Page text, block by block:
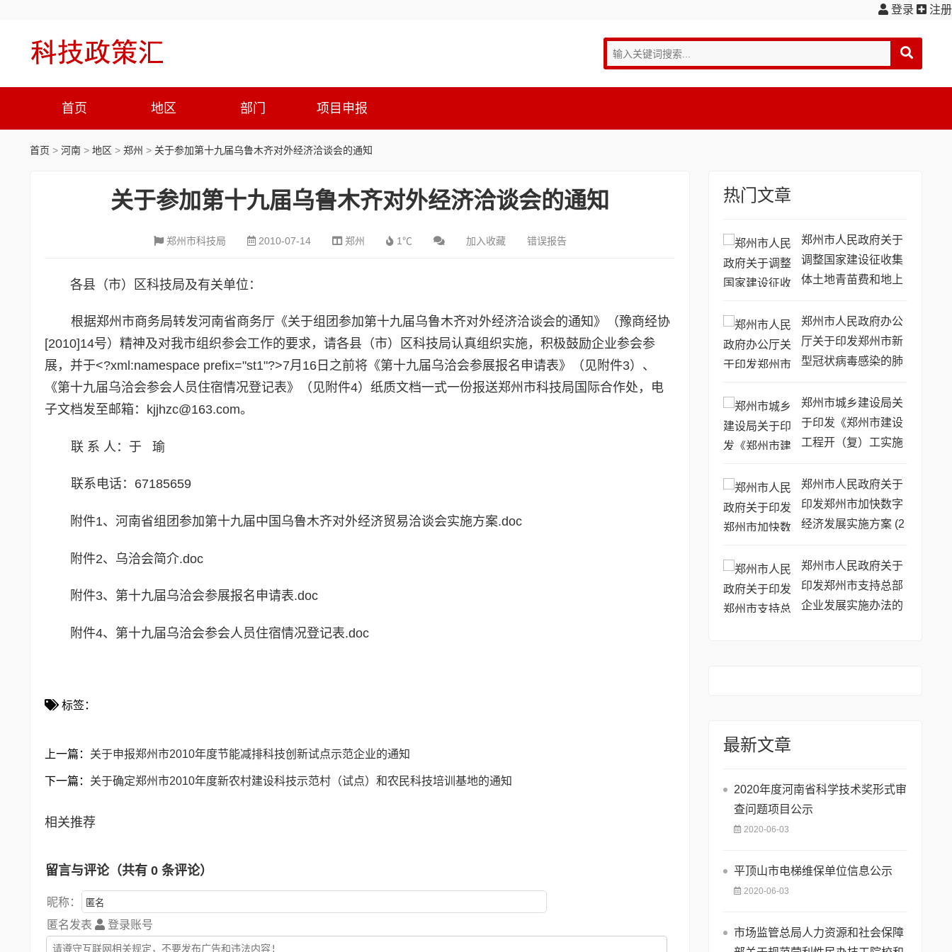
登录 注册
首页 地区 部门 项目申报
首页 > 河南 > 地区 > 郑州 > 关于参加第十九届乌鲁木齐对外经济洽谈会的通知
关于参加第十九届乌鲁木齐对外经济洽谈会的通知
郑州市科技局 2010-07-14 郑州 1℃ 加入收藏 错误报告
各县（市）区科技局及有关单位：
根据郑州市商务局转发河南省商务厅《关于组团参加第十九届乌鲁木齐对外经济洽谈会的通知》（豫商经协
[2010]14号）精神及对我市组织参会工作的要求，请各县（市）区科技局认真组织实施，积极鼓励企业参会参
展，并于<?xml:namespace prefix="st1"?>7月16日之前将《第十九届乌洽会参展报名申请表》（见附件3）、
《第十九届乌洽会参会人员住宿情况登记表》（见附件4）纸质文档一式一份报送郑州市科技局国际合作处，电
子文档发至邮箱：kjjhzc@163.com。
联 系 人：于 瑜
联系电话：67185659
附件1、 河南省组团参加第十九届中国乌鲁木齐对外经济贸易洽谈会实施方案.doc
附件2、 乌洽会简介.doc
附件3、 第十九届乌洽会参展报名申请表.doc
附件4、 第十九届乌洽会参会人员住宿情况登记表.doc
标签：
上一篇： 关于申报郑州市2010年度节能减排科技创新试点示范企业的通知
下一篇： 关于确定郑州市2010年度新农村建设科技示范村（试点）和农民科技培训基地的通知
相关推荐
留言与评论（共有 0 条评论）
昵称：
匿名发表
登录账号
热门文章
郑州市人民政府关于
调整国家建设征收集
体土地青苗费和地上
知
郑州市人民政府办公
厅关于印发郑州市新
型冠状病毒感染的肺
的通知
郑州市城乡建设局关
于印发《郑州市建设
工程开（复）工实施
郑州市人民政府关于
印发郑州市加快数字
经济发展实施方案 (2
知
郑州市人民政府关于
印发郑州市支持总部
企业发展实施办法的
最新文章
2020年度河南省科学技术奖形式审
查问题项目公示
2020-06-03
平顶山市电梯维保单位信息公示
2020-06-03
市场监管总局人力资源和社会保障